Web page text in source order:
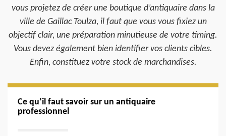
vous projetez de créer une boutique d’antiquaire dans la
ville de Gaillac Toulza, il faut que vous vous fixiez un
objectif clair, une préparation minutieuse de votre timing.
Vous devez également bien identifier vos clients cibles.
Enfin, constituez votre stock de marchandises.
Ce qu’il faut savoir sur un antiquaire
professionnel